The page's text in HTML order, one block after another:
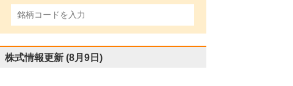
株式情報更新 (8月9日)